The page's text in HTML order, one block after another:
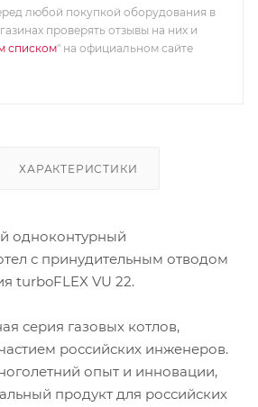
любой покупкой оборудования в
проверять отзывы на них и
списком" на официальном сайте
ХАРАКТЕРИСТИКИ
одноконтурный
с принудительным отводом
turboFLEX VU 22.
серия газовых котлов,
российских инженеров.
опыт и инновации,
продукт для российских